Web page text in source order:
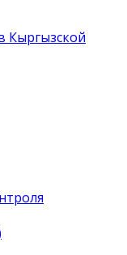
Кыргызской